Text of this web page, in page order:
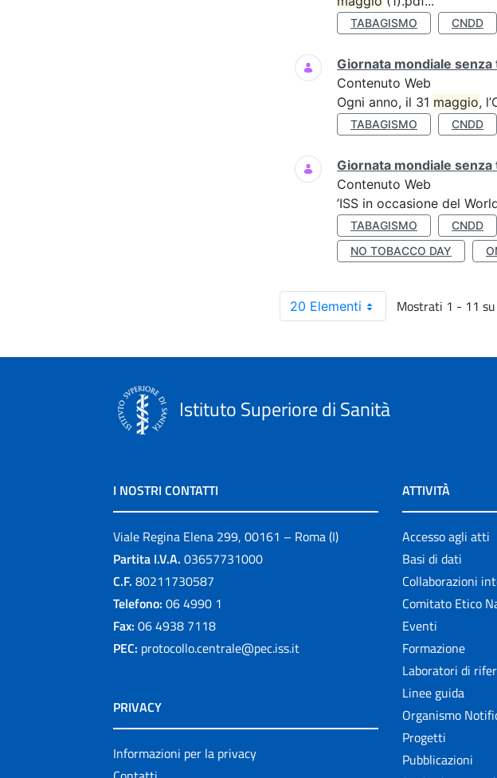
TABAGISMO CNDD
Giornata mondiale senza
Contenuto Web
Ogni anno, il 31 maggio,
TABAGISMO CNDD
Giornata mondiale
Contenuto Web
’ISS in occasione del
TABAGISMO CNDD
NO TOBACCO DAY
20 Elementi Mostrati 1 - 11
Istituto Superiore di Sanità
I NOSTRI CONTATTI
Viale Regina Elena 299, 00161 – Roma (I)
Partita I.V.A. 03657731000
C.F. 80211730587
Telefono: 06 4990 1
Fax: 06 4938 7118
PEC: protocollo.centrale@pec.iss.it
PRIVACY
Informazioni per la privacy
ATTIVITÀ
Accesso agli atti
Basi di dati
Collaborazioni
Comitato Etico
Eventi
Formazione
Laboratori di
Linee guida
Organismo
Progetti
Pubblicazioni